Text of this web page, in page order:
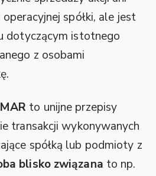
spółki, ale jest
dotyczącym istotnego
z osobami
MAR to unijne przepisy
transakcji wykonywanych
spółką lub podmioty z
blisko związana to np.